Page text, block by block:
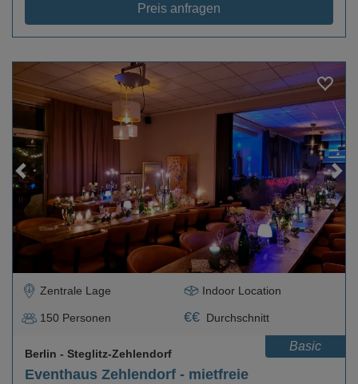
Preis anfragen
Loading...
Zentrale Lage Indoor Location
150 Personen €€ Durchschnitt
Basic
Eventhaus Zehlendorf - mietfreie
Berlin - Steglitz-Zehlendorf